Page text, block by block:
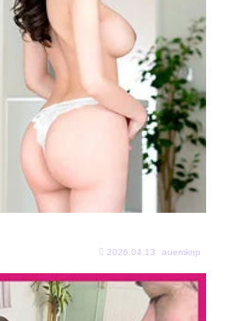
2026.04.13 auemknp